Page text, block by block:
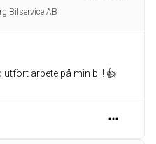
Bilservice AB
arbete på min bil! 👍